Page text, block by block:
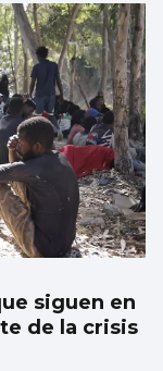
siguen en
de la crisis